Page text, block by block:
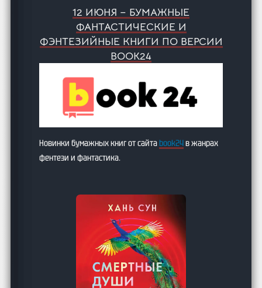
12 ИЮНЯ – БУМАЖНЫЕ
ФАНТАСТИЧЕСКИЕ И
ФЭНТЕЗИЙНЫЕ КНИГИ ПО ВЕРСИИ
BOOK24
Новинки бумажных книг от сайтаbook24в жанрах
фентези и фантастика.